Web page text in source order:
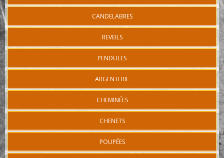
CANDELABRES
REVEILS
PENDULES
ARGENTERIE
CHEMINÉES
CHENETS
POUPÉES